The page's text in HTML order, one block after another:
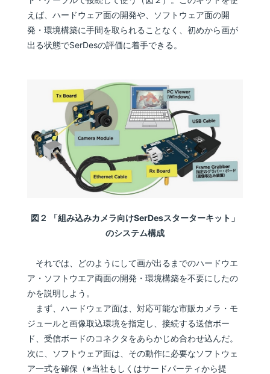
えば、ハードウェア面の開発や、ソフトウェア面の開
発・環境構築に手間を取られることなく、初めから画が
出る状態でSerDesの評価に着手できる。
図２ 「組み込みカメラ向けSerDesスターターキット」
のシステム構成
それでは、どのようにして画が出るまでのハードウエ
ア・ソフトウエア両面の開発・環境構築を不要にしたの
かを説明しよう。
まず、ハードウェア面は、対応可能な市販カメラ・モ
ジュールと画像取込環境を指定し、接続する送信ボー
ド、受信ボードのコネクタをあらかじめ合わせ込んだ。
次に、ソフトウェア面は、その動作に必要なソフトウェ
ア一式を確保（※当社もしくはサードパーティから提